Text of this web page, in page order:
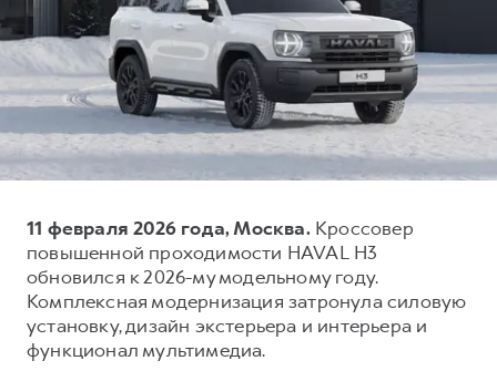
H7
от 3 799 000 ₽
H9
от 4 799 000 ₽
Тест-драйв
Трейд-ин
КРЕДИТ И СТРАХОВАНИЕ
Кредитный калькулятор
Кредит
КОРПОРАТИВНЫМ КЛИЕНТАМ
Для малого бизнеса
СЕРВИСНОЕ ОБСЛУЖИВАНИЕ
Нулевое ТО
Программа «Помощь на дороге»
Регламенты технического обслуживания
Электронный ПТС
ПОДДЕРЖКА
GWM Безопасность
Гарантия HAVAL
Мобильное приложение GWM
О дилере
Наша команда
Контакты
11 февраля 2026 года, Москва.Кроссовер
повышенной проходимости HAVAL H3
обновился к 2026-му модельному году.
Комплексная модернизация затронула силовую
установку, дизайн экстерьера и интерьера и
функционал мультимедиа.